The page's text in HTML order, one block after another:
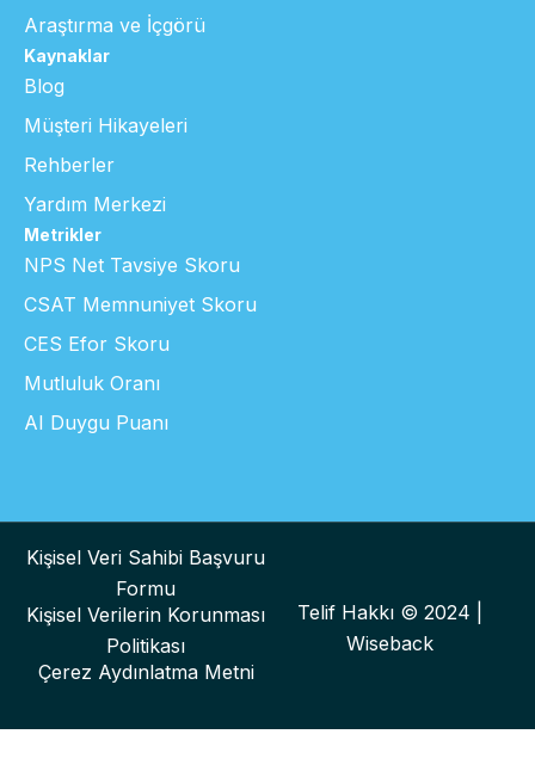
Araştırma ve İçgörü
Kaynaklar
Blog
Müşteri Hikayeleri
Rehberler
Yardım Merkezi
Metrikler
NPS Net Tavsiye Skoru
CSAT Memnuniyet Skoru
CES Efor Skoru
Mutluluk Oranı
AI Duygu Puanı
Telif Hakkı © 2024 |
Wiseback
Kişisel Veri Sahibi Başvuru
Formu
Kişisel Verilerin Korunması
Politikası
Çerez Aydınlatma Metni